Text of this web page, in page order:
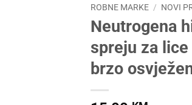
ROBNE MARKE / NOVI
Neutrogena
spreju za
brzo